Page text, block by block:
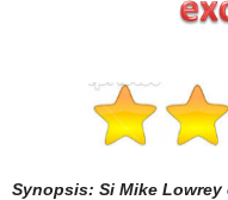
Synopsis: Si Mike